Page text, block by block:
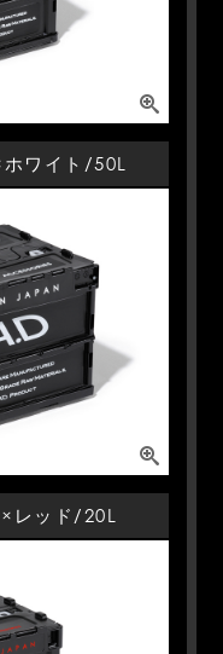
ホワイト/50L
×レッド/20L